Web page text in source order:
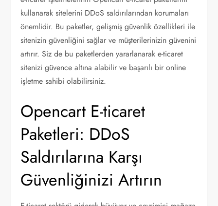
kullanarak sitelerini DDoS saldırılarından korumaları
önemlidir. Bu paketler, gelişmiş güvenlik özellikleri ile
sitenizin güvenliğini sağlar ve müşterilerinizin güvenini
artırır. Siz de bu paketlerden yararlanarak e-ticaret
sitenizi güvence altına alabilir ve başarılı bir online
işletme sahibi olabilirsiniz.
Opencart E-ticaret
Paketleri: DDoS
Saldırılarına Karşı
Güvenliğinizi Artırın